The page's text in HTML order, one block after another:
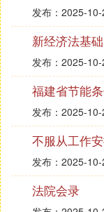
发布：2025-
新经济法基
发布：2025-
福建省节能
发布：2025-
不服从工作
发布：2025-
法院会录